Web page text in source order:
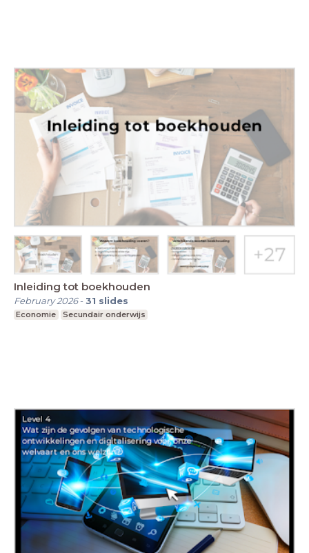
Inleiding tot boekhouden
February 2026-31 slides
Economie Secundair onderwijs